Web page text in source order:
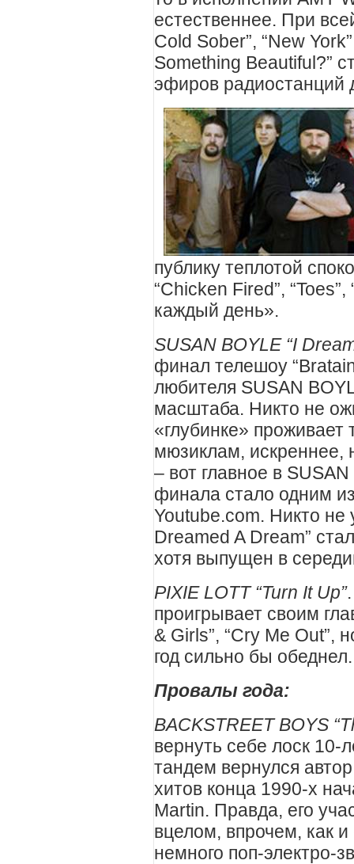
естественнее. При
Cold Sober”, “New
Something Beautiful?”
эфиров радиостанций
публику теплотой
“Chicken Fired”,
каждый день».
SUSAN BOYLE “I
финал телешоу
любителя SUSAN
масштаба. Никто не
«глубинке» проживает
мюзиклам, искреннее,
– вот главное в
финала стало одним
Youtube.com. Никто не
Dreamed A Dream”
хотя выпущен в
PIXIE LOTT “Turn It Up”
проигрывает своим
& Girls”, “Cry Me Out”,
год сильно бы
Провалы года:
BACKSTREET BOYS
вернуть себе лоск 10-
тандем вернулся
хитов конца 1990-х
Martin. Правда, его
вцелом, впрочем, как
немного поп-электро-